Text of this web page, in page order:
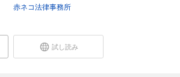
赤ネコ法律事務所
試し読み